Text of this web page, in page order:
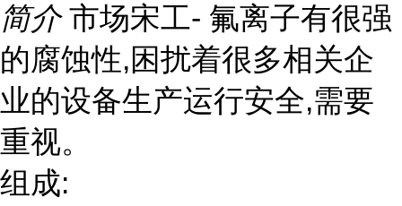
简介 市场宋工- 氟离子有很强
的腐蚀性,困扰着很多相关企
业的设备生产运行安全,需要
重视。
组成: